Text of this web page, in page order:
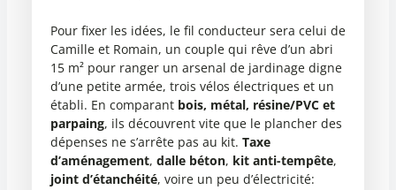
Pour fixer les idées, le fil conducteur sera celui de
Camille et Romain, un couple qui rêve d’un abri
15 m² pour ranger un arsenal de jardinage digne
d’une petite armée, trois vélos électriques et un
établi. En comparant bois, métal, résine/PVC et
parpaing, ils découvrent vite que le plancher des
dépenses ne s’arrête pas au kit. Taxe
d’aménagement, dalle béton, kit anti-tempête,
joint d’étanchéité, voire un peu d’électricité: